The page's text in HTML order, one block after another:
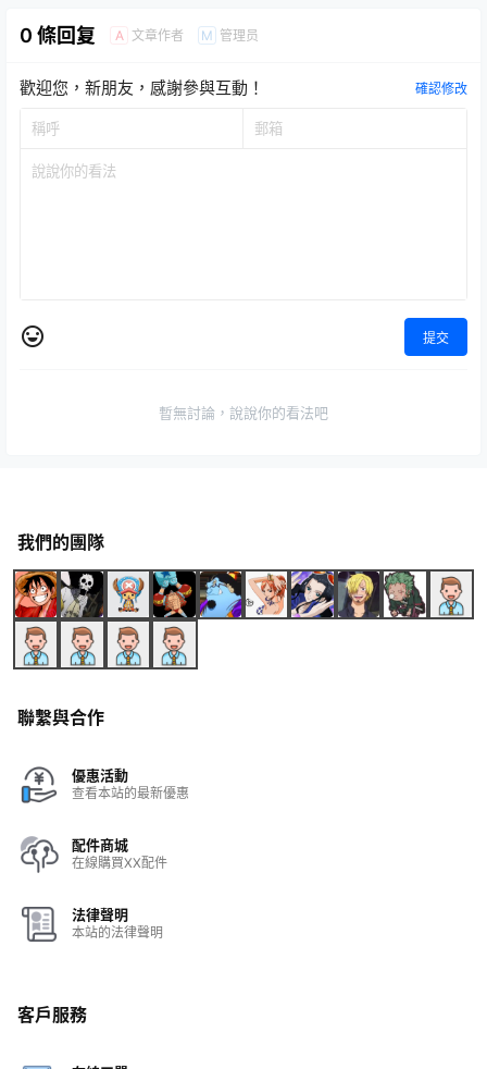
0 條回复 A 文章作者 M 管理员
歡迎您，新朋友，感謝參與互動！ 確認修改
提交
暫無討論，說說你的看法吧
我們的團隊
聯繫與合作
優惠活動
查看本站的最新優惠
配件商城
在線購買XX配件
法律聲明
本站的法律聲明
客戶服務